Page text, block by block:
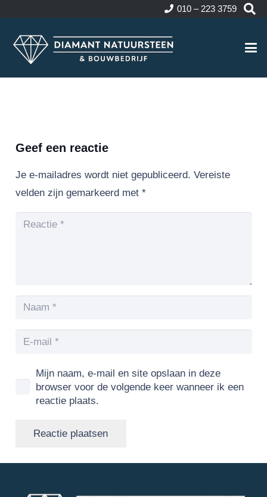
010 – 223 3759
Geef een reactie
Je e-mailadres wordt niet gepubliceerd. Vereiste
velden zijn gemarkeerd met *
Mijn naam, e-mail en site opslaan in deze
browser voor de volgende keer wanneer ik een
reactie plaats.
Reactie plaatsen